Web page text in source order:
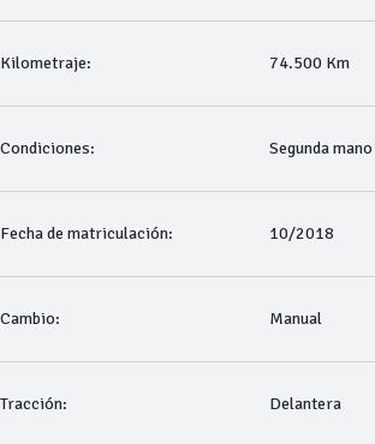
Kilometraje: 74.500 Km
Condiciones: Segunda mano
Fecha de matriculación: 10/2018
Cambio: Manual
Tracción: Delantera